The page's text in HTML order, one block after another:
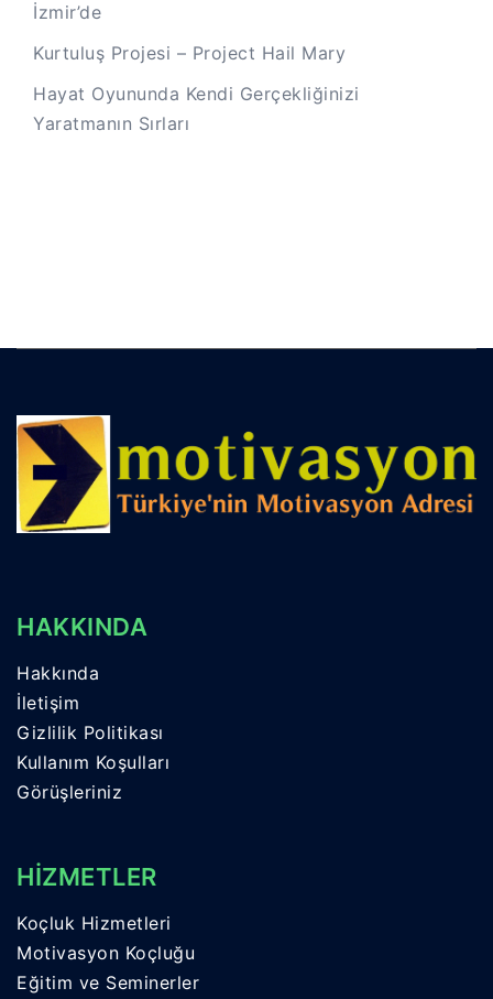
İzmir’de
Kurtuluş Projesi – Project Hail Mary
Hayat Oyununda Kendi Gerçekliğinizi
Yaratmanın Sırları
HAKKINDA
Hakkında
İletişim
Gizlilik Politikası
Kullanım Koşulları
Görüşleriniz
HİZMETLER
Koçluk Hizmetleri
Motivasyon Koçluğu
Eğitim ve Seminerler